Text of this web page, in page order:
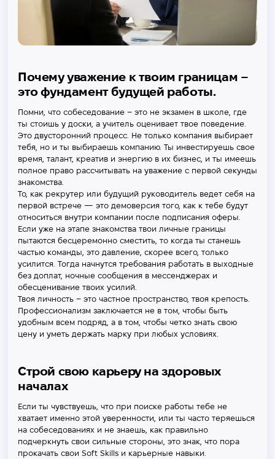
Почему уважение к твоим границам –
это фундамент будущей работы.
Помни, что собеседование – это не экзамен в школе, где
ты стоишь у доски, а учитель оценивает твое поведение.
Это двусторонний процесс. Не только компания выбирает
тебя, но и ты выбираешь компанию. Ты инвестируешь свое
время, талант, креатив и энергию в их бизнес, и ты имеешь
полное право рассчитывать на уважение с первой секунды
знакомства.
То, как рекрутер или будущий руководитель ведет себя на
первой встрече — это демоверсия того, как к тебе будут
относиться внутри компании после подписания оферы.
Если уже на этапе знакомства твои личные границы
пытаются бесцеремонно сместить, то когда ты станешь
частью команды, это давление, скорее всего, только
усилится. Тогда начнутся требования работать в выходные
без доплат, ночные сообщения в мессенджерах и
обесценивание твоих усилий.
Твоя личность – это частное пространство, твоя крепость.
Профессионализм заключается не в том, чтобы быть
удобным всем подряд, а в том, чтобы четко знать свою
цену и уметь держать марку при любых условиях.
Строй свою карьеру на здоровых
началах
Если ты чувствуешь, что при поиске работы тебе не
хватает именно этой уверенности, или ты часто теряешься
на собеседованиях и не знаешь, как правильно
подчеркнуть свои сильные стороны, это знак, что пора
прокачать свои Soft Skills и карьерные навыки.